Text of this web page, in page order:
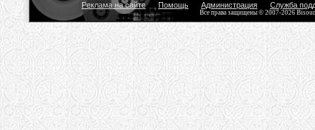
Реклама на сайте Помощь Администрация Служба
Все права защищены © 2007-2026